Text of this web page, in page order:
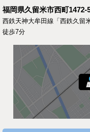
福岡県久留米市西町1472-
西鉄天神大牟田線「西鉄久留
徒歩7分